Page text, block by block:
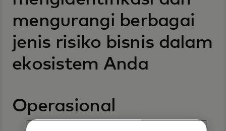
mengurangi berbagai
jenis risiko bisnis dalam
ekosistem Anda
Operasional